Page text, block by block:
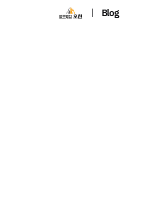
| Blog